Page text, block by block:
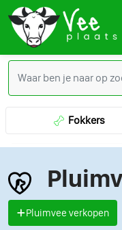
Fokkers
Pluimvee verkopen